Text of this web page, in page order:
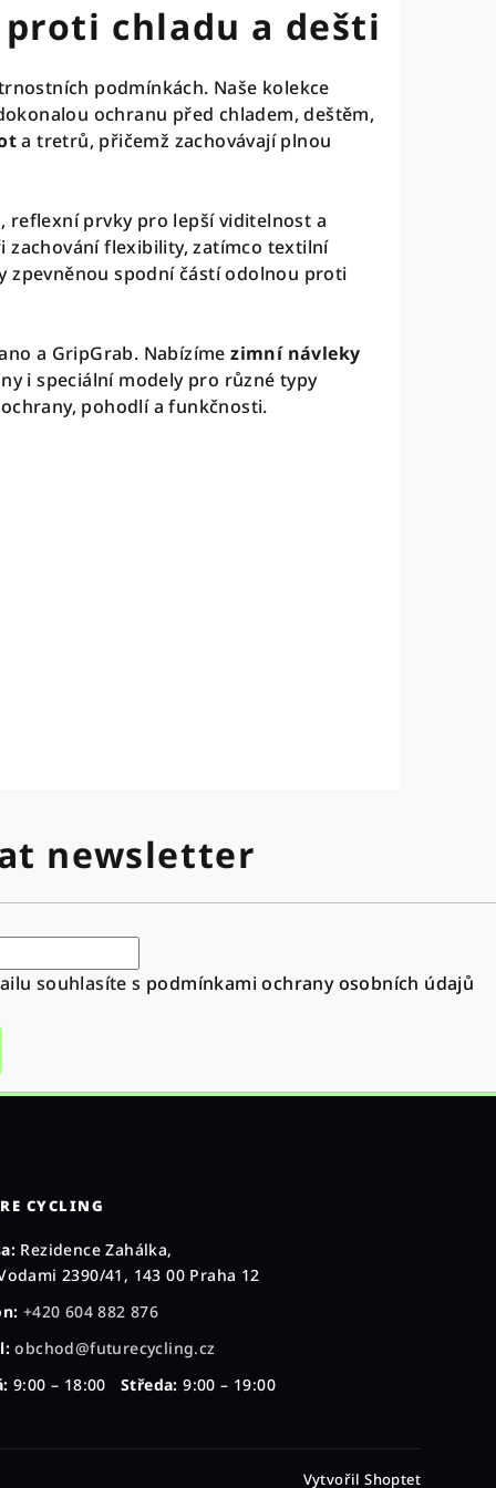
chladu a dešti
podmínkách. Naše kolekce
ochranu před chladem, deštěm,
a tretrů, přičemž zachovávají plnou
reflexní prvky pro lepší viditelnost a
zachování flexibility, zatímco textilní
zpevněnou spodní částí odolnou proti
a GripGrab. Nabízímezimní návleky
i speciální modely pro různé typy
pohodlí a funkčnosti.
newsletter
souhlasíte s podmínkami ochrany osobních údajů
CYCLING
Rezidence Zahálka,
2390/41, 143 00 Praha 12
+420 604 882 876
obchod@futurecycling.cz
9:00 – 18:00Středa: 9:00 – 19:00
Vytvořil Shoptet